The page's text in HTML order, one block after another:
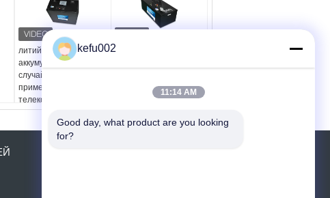
литий-ионный
аккумулятор 4800wh в
случай металла
применения
телекоммуникаций
небольшой том
батарея лития с
телекоммуникаций
kefu002
11:14 AM
Good day, what product are you looking
for?